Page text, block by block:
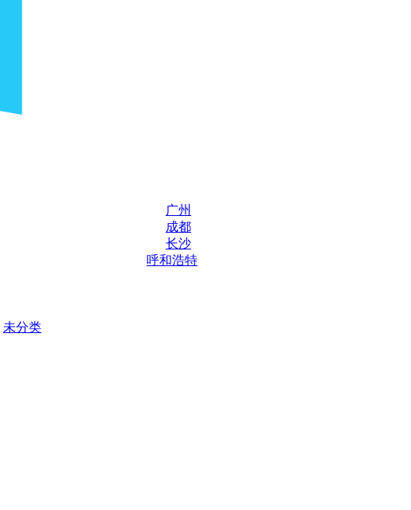
广州
成都
长沙
呼和浩特
未分类